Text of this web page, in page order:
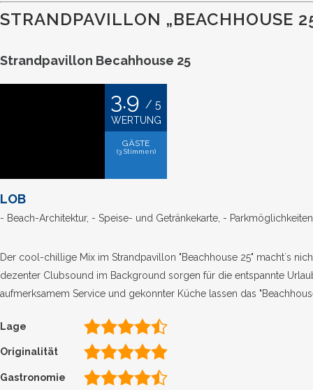
STRANDPAVILLON „BEACHHOUSE
Strandpavillon Becahhouse 25
3.9 / 5
WERTUNG
GÄSTE
(3Stimmen)
LOB
- Beach-Architektur, - Speise- und Getränkekarte, -
Der cool-chillige Mix im Strandpavillon "Beachhouse 25" macht`s
dezenter Clubsound im Background sorgen für die entspannte
aufmerksamem Service und gekonnter Küche lassen das
Lage
Originalität
Gastronomie